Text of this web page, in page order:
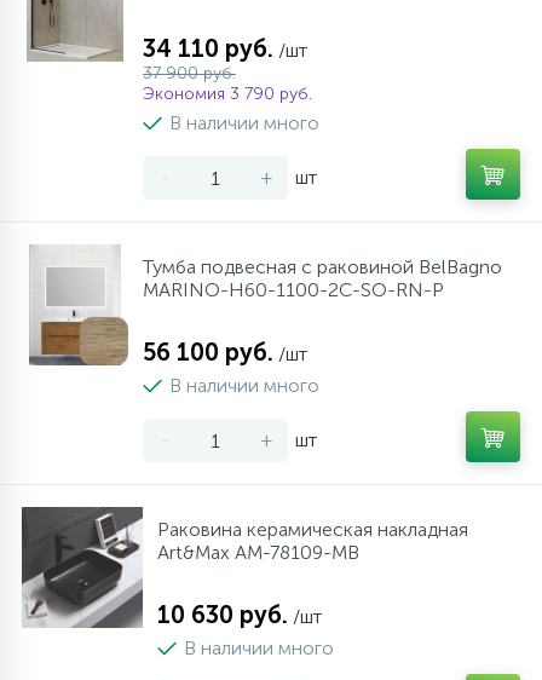
34 110 руб. /шт
37 900 руб.
Экономия 3 790 руб.
В наличии много
- + шт
Тумба подвесная с раковиной BelBagno
MARINO-H60-1100-2C-SO-RN-P
56 100 руб. /шт
В наличии много
- + шт
Раковина керамическая накладная
Art&Max AM-78109-MB
10 630 руб. /шт
В наличии много